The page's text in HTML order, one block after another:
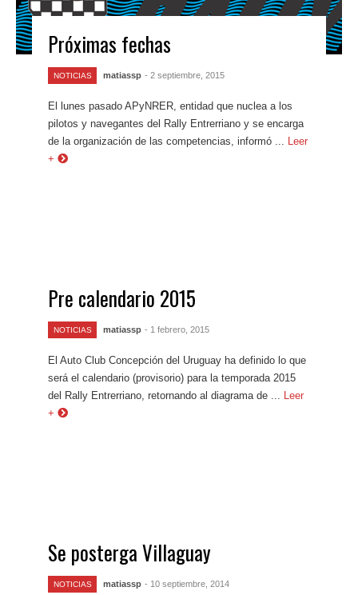
Próximas fechas
NOTICIAS matiassp - 2 septiembre, 2015
El lunes pasado APyNRER, entidad que nuclea a los
pilotos y navegantes del Rally Entrerriano y se encarga
de la organización de las competencias, informó ...
Leer
+
Pre calendario 2015
NOTICIAS matiassp - 1 febrero, 2015
El Auto Club Concepción del Uruguay ha definido lo que
será el calendario (provisorio) para la temporada 2015
del Rally Entrerriano, retornando al diagrama de ...
Leer
+
Se posterga Villaguay
NOTICIAS matiassp - 10 septiembre, 2014